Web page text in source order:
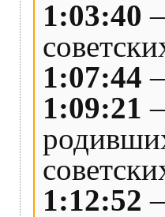
1:03:40
1:07:44
1:09:21
1:12:52